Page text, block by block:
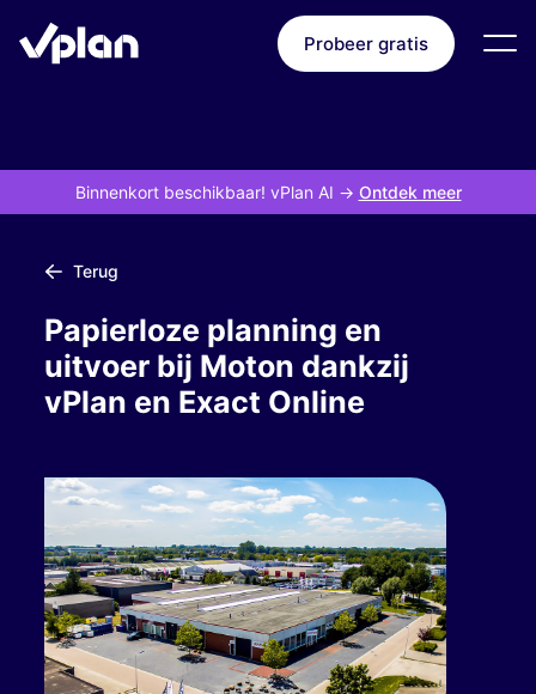
Probeer gratis
Binnenkort beschikbaar! vPlan AI -> Ontdek meer
Terug
Papierloze planning en
uitvoer bij Moton dankzij
vPlan en Exact Online